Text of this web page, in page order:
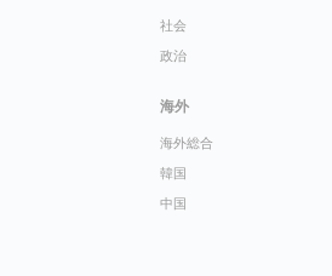
社会
政治
海外
海外総合
韓国
中国